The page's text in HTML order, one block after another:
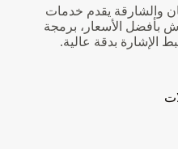
والشارقة يقدم خدمات
بأفضل الأسعار، برمجة
الإشارة بدقة عالية.